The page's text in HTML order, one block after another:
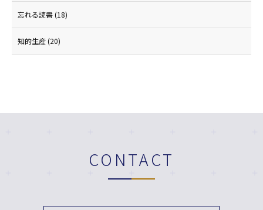
忘れる読書(18)
知的生産(20)
CONTACT